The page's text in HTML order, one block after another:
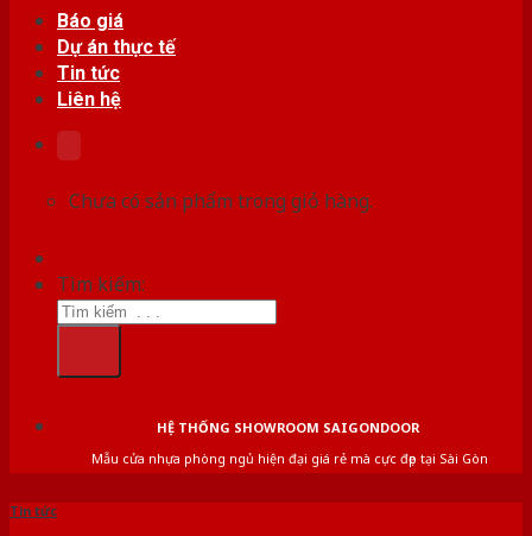
Báo giá
Dự án thực tế
Tin tức
Liên hệ
Chưa có sản phẩm trong giỏ hàng.
Tìm kiếm:
HỆ THỐNG SHOWROOM SAIGONDOOR
Mẫu cửa nhựa phòng ngủ hiện đại giá rẻ mà cực đẹp tại Sài Gòn
Tin tức